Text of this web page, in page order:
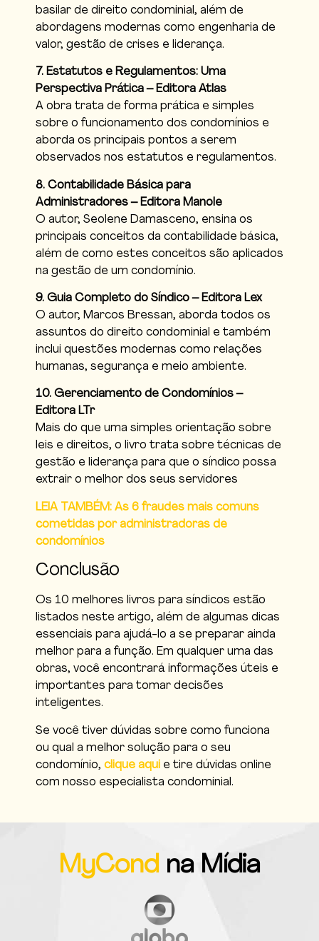
basilar de direito condominial, além de
abordagens modernas como engenharia de
valor, gestão de crises e liderança.
7. Estatutos e Regulamentos: Uma
Perspectiva Prática – Editora Atlas
A obra trata de forma prática e simples
sobre o funcionamento dos condomínios e
aborda os principais pontos a serem
observados nos estatutos e regulamentos.
8. Contabilidade Básica para
Administradores – Editora Manole
O autor, Seolene Damasceno, ensina os
principais conceitos da contabilidade básica,
além de como estes conceitos são aplicados
na gestão de um condomínio.
9. Guia Completo do Síndico – Editora Lex
O autor, Marcos Bressan, aborda todos os
assuntos do direito condominial e também
inclui questões modernas como relações
humanas, segurança e meio ambiente.
10. Gerenciamento de Condomínios –
Editora LTr
Mais do que uma simples orientação sobre
leis e direitos, o livro trata sobre técnicas de
gestão e liderança para que o síndico possa
extrair o melhor dos seus servidores
LEIA TAMBÉM: As 6 fraudes mais comuns
cometidas por administradoras de
condomínios
Conclusão
Os 10 melhores livros para síndicos estão
listados neste artigo, além de algumas dicas
essenciais para ajudá-lo a se preparar ainda
melhor para a função. Em qualquer uma das
obras, você encontrará informações úteis e
importantes para tomar decisões
inteligentes.
Se você tiver dúvidas sobre como funciona
ou qual a melhor solução para o seu
condomínio, clique aqui e tire dúvidas online
com nosso especialista condominial.
MyCond na Mídia